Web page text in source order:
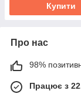
Купити
Про нас
98%
Працює з